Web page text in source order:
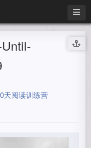
天阅读训练营